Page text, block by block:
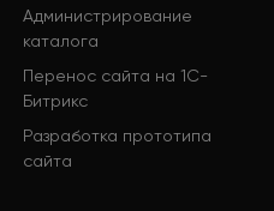
Администрирование
каталога
Перенос сайта на 1С-
Битрикс
Разработка прототипа
сайта